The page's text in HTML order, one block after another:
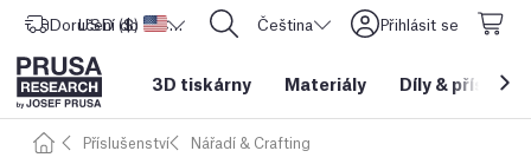
Doručení do Spojené státy americké
USD ($) CORE One L: Nyní skladem! Čeština Přihlásit se
3D tiskárny Materiály Díly &
Příslušenství Nářadí & Crafting